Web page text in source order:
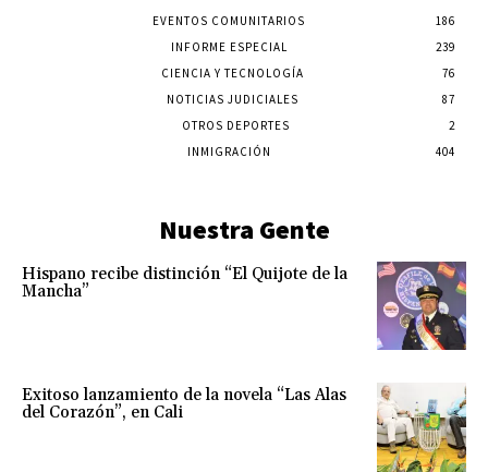
EVENTOS COMUNITARIOS
186
INFORME ESPECIAL
239
CIENCIA Y TECNOLOGÍA
76
NOTICIAS JUDICIALES
87
OTROS DEPORTES
2
INMIGRACIÓN
404
Nuestra Gente
Hispano recibe distinción “El Quijote de la
Mancha”
Exitoso lanzamiento de la novela “Las Alas
del Corazón”, en Cali